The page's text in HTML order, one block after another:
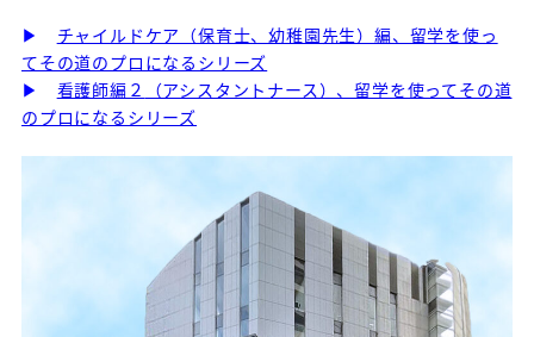
▶
チャイルドケア（保育士、幼稚園先生）編、留学を使っ
てその道のプロになるシリーズ
▶
看護師編２
（アシスタントナース）、留学を使ってその道
のプロになるシリーズ